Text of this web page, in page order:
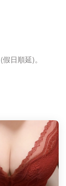
(假日順延)。